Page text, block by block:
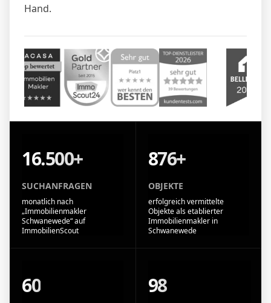
Hand.
16.500+
SUCHANFRAGEN
monatlich nach
„Immobilienmakler
Schwanewede“ auf
ImmobilienScout
876+
OBJEKTE
erfolgreich vermittelte
Objekte als etablierter
Immobilienmakler in
Schwanewede
60 98